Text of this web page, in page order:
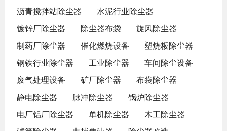
沥青搅拌站除尘器
水泥行业除尘器
镀锌厂除尘器
除尘器布袋
旋风除尘器
制药厂除尘器
催化燃烧设备
塑烧板除尘器
钢铁行业除尘器
工业除尘器
车间除尘设备
废气处理设备
矿厂除尘器
布袋除尘器
静电除尘器
脉冲除尘器
锅炉除尘器
电厂铝厂除尘器
单机除尘器
木工除尘器